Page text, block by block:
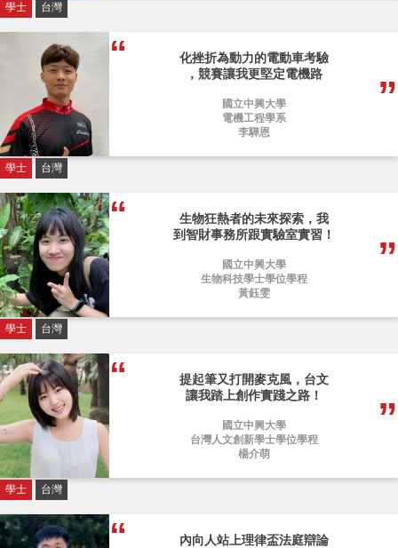
學士 台灣
化挫折為動力的電動車考驗
，競賽讓我更堅定電機路
國立中興大學
電機工程學系
李驊恩
學士 台灣
生物狂熱者的未來探索，我
到智財事務所跟實驗室實習！
國立中興大學
生物科技學士學位學程
黃鈺雯
學士 台灣
提起筆又打開麥克風，台文
讓我踏上創作實踐之路！
國立中興大學
台灣人文創新學士學位學程
楊介萌
學士 台灣
內向人站上理律盃法庭辯論